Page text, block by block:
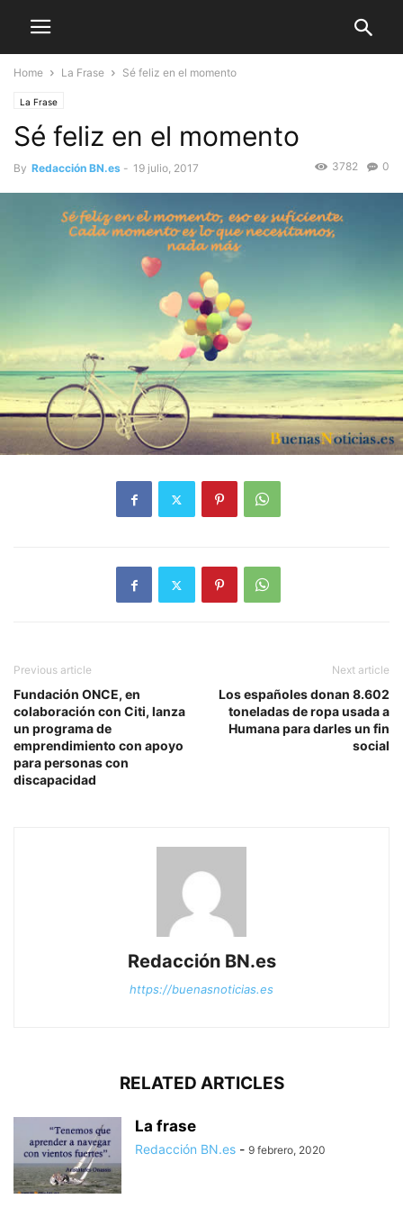
Home La Frase Sé feliz en el momento
La Frase
Sé feliz en el momento
By Redacción BN.es - 19 julio, 2017 0
3782
Previous article
Fundación ONCE, en
colaboración con Citi, lanza
un programa de
emprendimiento con apoyo
para personas con
discapacidad
Next article
Los españoles donan 8.602
toneladas de ropa usada a
Humana para darles un fin
social
Redacción BN.es
https://buenasnoticias.es
RELATED ARTICLES
La frase
Redacción BN.es - 9 febrero, 2020